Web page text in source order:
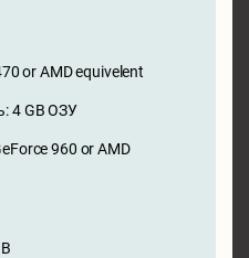
or AMD equivelent
4 GB ОЗУ
960 or AMD